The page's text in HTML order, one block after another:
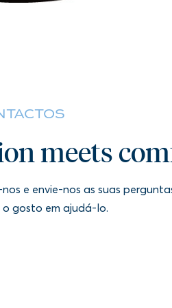
meets
e envie-nos as suas
gosto em ajudá-lo.